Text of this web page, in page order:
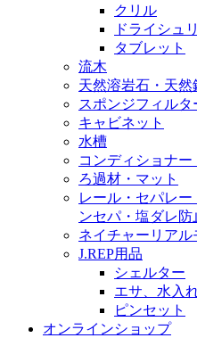
クリル
ドライシュ
タブレット
流木
天然溶岩石・天然
スポンジフィルタ
キャビネット
水槽
コンディショナ
ろ過材・マット
レール・セパレ
ンセパ・塩ダレ
ネイチャーリアル
J.REP用品
シェルター
エサ、水入
ピンセット
オンラインショップ